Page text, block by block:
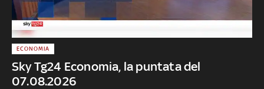
Sky Tg24 Economia, la puntata del
07.08.2026
ECONOMIA